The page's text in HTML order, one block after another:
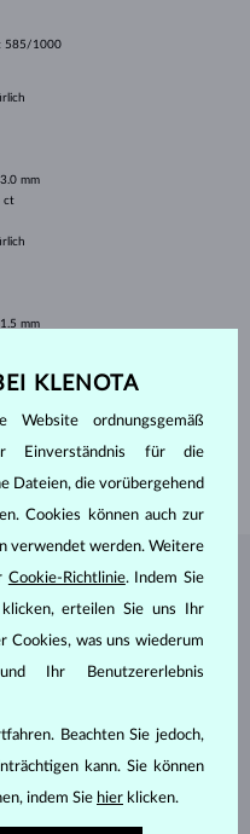
585/1000
3.0 mm
ct
1.5 mm
ATELIER
KLENOTA
Website ordnungsgemäß
Einverständnis für die
Dateien, die vorübergehend
Cookies können auch zur
verwendet werden. Weitere
Cookie-Richtlinie. Indem Sie
erteilen Sie uns Ihr
Cookies, was uns wiederum
Ihr Benutzererlebnis
Beachten Sie jedoch,
kann. Sie können
indem Sie hier klicken.